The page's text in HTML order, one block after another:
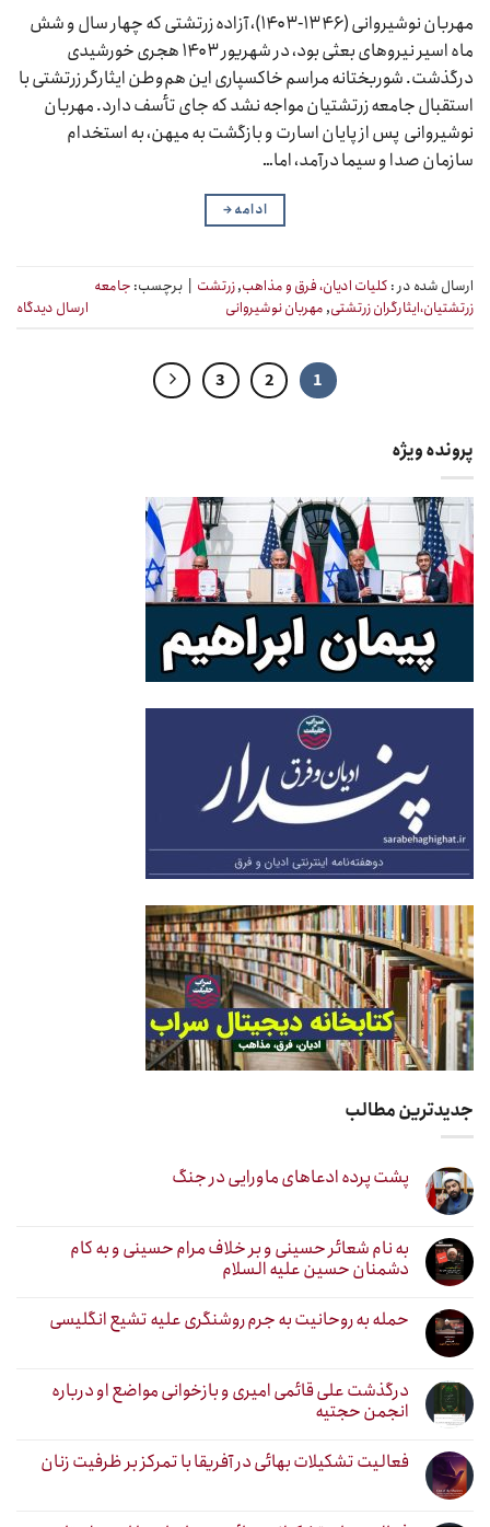
مهربان نوشیروانی (۱۳۴۶-۱۴۰۳)، آزاده زرتشتی که چهار سال و شش
ماه اسیر نیروهای بعثی بود، در شهریور ۱۴۰۳ هجری خورشیدی
درگذشت. شوربختانه مراسم خاکسپاری این هم‌وطن ایثارگر زرتشتی با
استقبال جامعه زرتشتیان مواجه نشد که جای تأسف دارد. مهربان
نوشیروانی پس از پایان اسارت و بازگشت به میهن، به استخدام
سازمان صدا و سیما درآمد، اما…
ادامه→
ارسال شده در : کلیات ادیان، فرق و مذاهب,زرتشت | برچسب: جامعه
زرتشتیان،ایثارگران زرتشتی, مهربان نوشیروانی ارسال دیدگاه
1
2
3
پرونده ویژه
جدیدترین مطالب
پشت پرده ادعاهای ماورایی در جنگ
به نام شعائر حسینی و بر خلاف مرام حسینی و به کام
دشمنان حسین علیه السلام
حمله به روحانیت به جرم روشنگری علیه تشیع انگلیسی
درگذشت علی قائمی امیری و بازخوانی مواضع او درباره
انجمن حجتیه
فعالیت تشکیلات بهائی در آفریقا با تمرکز بر ظرفیت زنان